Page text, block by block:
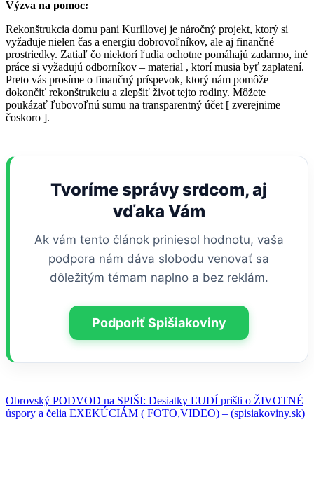
Výzva na pomoc:
Rekonštrukcia domu pani Kurillovej je náročný projekt, ktorý si
vyžaduje nielen čas a energiu dobrovoľníkov, ale aj finančné
prostriedky. Zatiaľ čo niektorí ľudia ochotne pomáhajú zadarmo, iné
práce si vyžadujú odborníkov – material , ktorí musia byť zaplatení.
Preto vás prosíme o finančný príspevok, ktorý nám pomôže
dokončiť rekonštrukciu a zlepšiť život tejto rodiny. Môžete
poukázať ľubovoľnú sumu na transparentný účet [ zverejnime
čoskoro ].
Tvoríme správy srdcom, aj
vďaka Vám
Ak vám tento článok priniesol hodnotu, vaša
podpora nám dáva slobodu venovať sa
dôležitým témam naplno a bez reklám.
Podporiť Spišiakoviny
Obrovský PODVOD na SPIŠI: Desiatky ĽUDÍ prišli o ŽIVOTNÉ
úspory a čelia EXEKÚCIÁM ( FOTO,VIDEO) – (spisiakoviny.sk)